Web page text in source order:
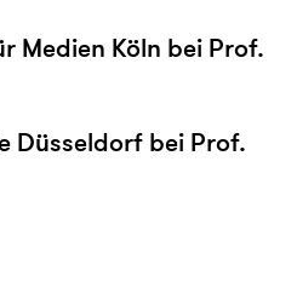
Medien Köln bei Prof.
Düsseldorf bei Prof.